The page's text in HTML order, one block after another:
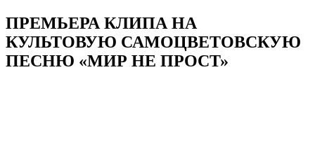
ПРЕМЬЕРА КЛИПА НА
КУЛЬТОВУЮ САМОЦВЕТОВСКУЮ
ПЕСНЮ «МИР НЕ ПРОСТ»